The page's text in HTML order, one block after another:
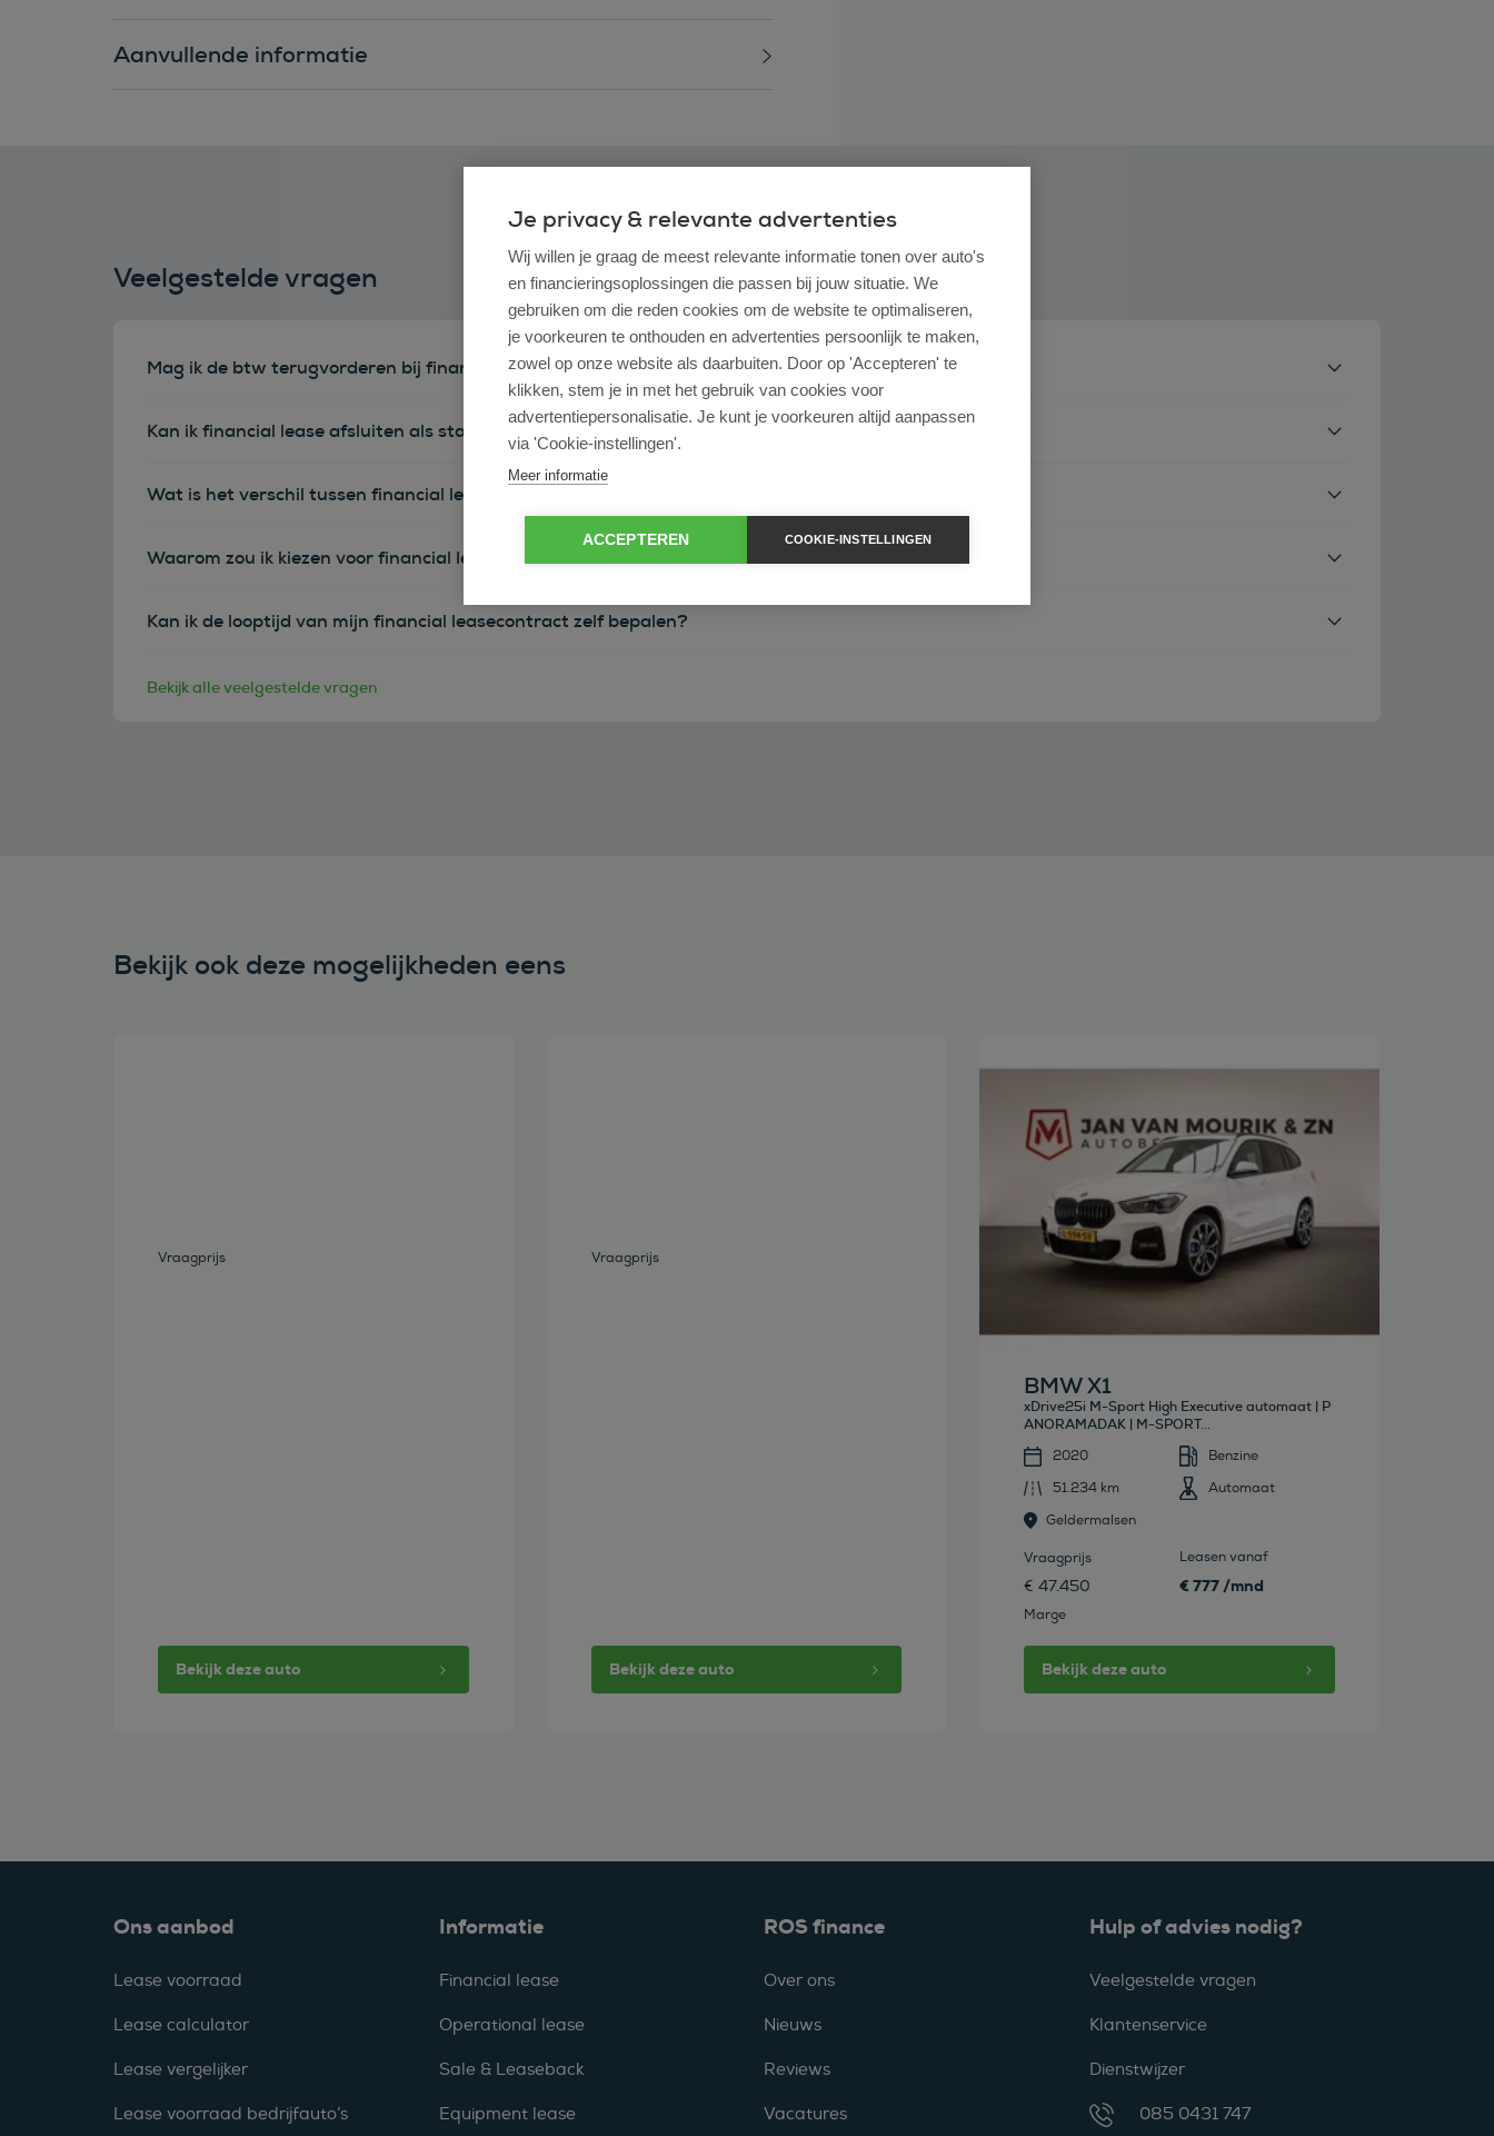
Aanvullende informatie
Veelgestelde vragen
Mag ik de btw terugvorderen bij financial lease?
Kan ik financial lease afsluiten als startende ondernemer?
Wat is het verschil tussen financial lease en operational lease?
Waarom zou ik kiezen voor financial lease bij ROS Finance?
Kan ik de looptijd van mijn financial leasecontract zelf bepalen?
Bekijk alle veelgestelde vragen
Bekijk ook deze mogelijkheden eens
Vraagprijs
Bekijk deze auto
Vraagprijs
Bekijk deze auto
Bekijk deze auto
BMW X1
xDrive25i M-Sport High Executive automaat | P
ANORAMADAK | M-SPORT...
2020
Benzine
51.234 km
Automaat
Geldermalsen
Vraagprijs
€ 47.450
Marge
Leasen vanaf
€ 777 /mnd
Bekijk deze auto
Ons aanbod
Lease voorraad
Lease calculator
Lease vergelijker
Lease voorraad bedrijfauto’s
Informatie
Financial lease
Operational lease
Sale & Leaseback
Equipment lease
ROS finance
Over ons
Nieuws
Reviews
Vacatures
Hulp of advies nodig?
Veelgestelde vragen
Klantenservice
Dienstwijzer
085 0431 747
Je privacy & relevante advertenties
Wij willen je graag de meest relevante informatie tonen over auto's
en financieringsoplossingen die passen bij jouw situatie. We
gebruiken om die reden cookies om de website te optimaliseren,
je voorkeuren te onthouden en advertenties persoonlijk te maken,
zowel op onze website als daarbuiten. Door op 'Accepteren' te
klikken, stem je in met het gebruik van cookies voor
advertentiepersonalisatie. Je kunt je voorkeuren altijd aanpassen
via 'Cookie-instellingen'.
Meer informatie
ACCEPTEREN COOKIE-INSTELLINGEN